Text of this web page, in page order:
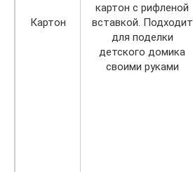
Картон
картон с рифленой
вставкой. Подходит
для поделки
детского домика
своими руками